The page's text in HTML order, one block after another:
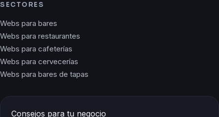
SECTORES
Webs para bares
Webs para restaurantes
Webs para cafeterías
Webs para cervecerías
Webs para bares de tapas
Consejos para tu negocio